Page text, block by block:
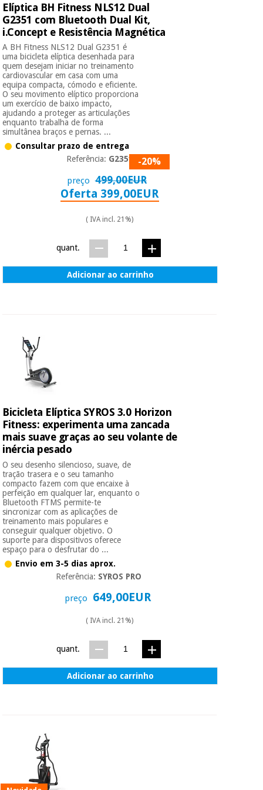
Instrumental
cirúrgico
(liquidação)
Elíptica BH Fitness NLS12 Dual
G2351 com Bluetooth Dual Kit,
i.Concept e Resistência Magnética
A BH Fitness NLS12 Dual G2351 é
uma bicicleta elíptica desenhada para
quem desejam iniciar no treinamento
cardiovascular em casa com uma
equipa compacta, cómodo e eficiente.
O seu movimento elíptico proporciona
um exercício de baixo impacto,
ajudando a proteger as articulações
enquanto trabalha de forma
simultânea braços e pernas. ...
Consultar prazo de entrega
Referência: G2351iN-20%
preço 499,00EUR
Oferta 399,00EUR
( IVA incl. 21%)
quant.
Adicionar ao carrinho
Bicicleta Elíptica SYROS 3.0 Horizon
Fitness: experimenta uma zancada
mais suave graças ao seu volante de
inércia pesado
O seu desenho silencioso, suave, de
tração trasera e o seu tamanho
compacto fazem com que encaixe à
perfeição em qualquer lar, enquanto o
Bluetooth FTMS permite-te
sincronizar com as aplicações de
treinamento mais populares e
conseguir qualquer objetivo. O
suporte para dispositivos oferece
espaço para o desfrutar do ...
Envio em 3-5 dias aprox.
Referência: SYROS PRO
preço 649,00EUR
( IVA incl. 21%)
quant.
Adicionar ao carrinho